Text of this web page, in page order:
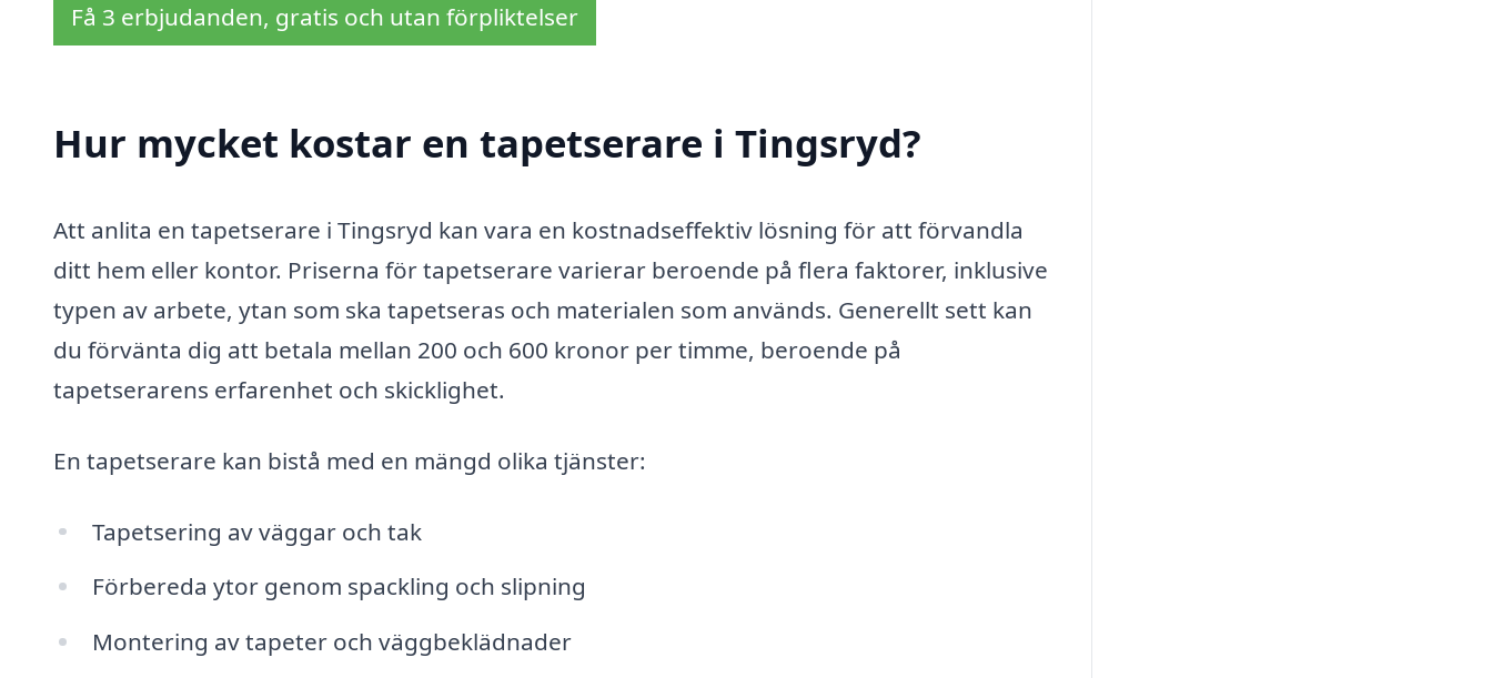
Få 3 erbjudanden, gratis och utan förpliktelser
Hur mycket kostar en tapetserare i Tingsryd?
Att anlita en tapetserare i Tingsryd kan vara en kostnadseffektiv lösning för att förvandla
ditt hem eller kontor. Priserna för tapetserare varierar beroende på flera faktorer, inklusive
typen av arbete, ytan som ska tapetseras och materialen som används. Generellt sett kan
du förvänta dig att betala mellan 200 och 600 kronor per timme, beroende på
tapetserarens erfarenhet och skicklighet.
En tapetserare kan bistå med en mängd olika tjänster:
Tapetsering av väggar och tak
Förbereda ytor genom spackling och slipning
Montering av tapeter och väggbeklädnader